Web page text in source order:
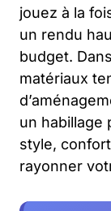
jouez à la
un rendu
budget.
matériaux
un habillage
style,
rayonner